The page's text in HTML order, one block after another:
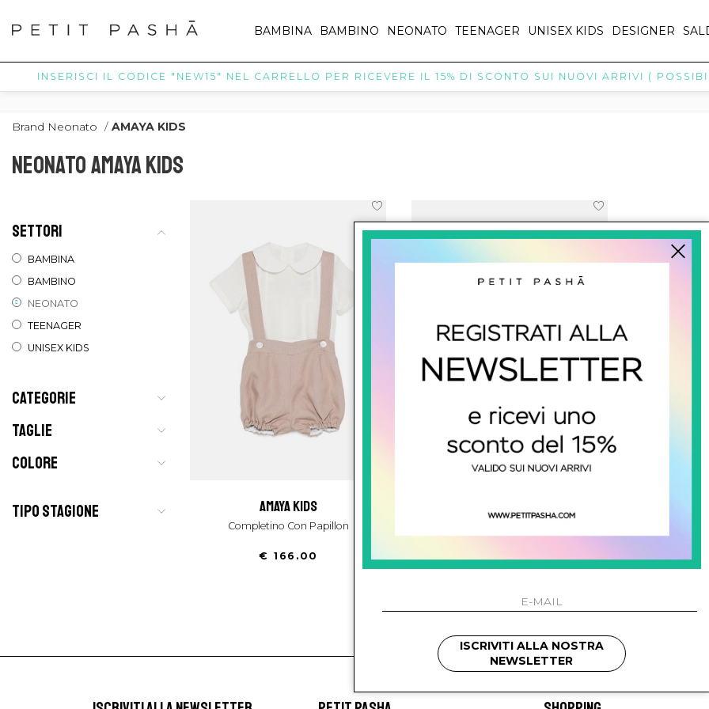
BAMBINA BAMBINO NEONATO TEENAGER UNISEX KIDS DESIGNER
INSERISCI IL CODICE "NEW15" NEL CARRELLO PER RICEVERE IL 15% DI SCONTO SUI NUOVI ARRIVI (
Brand Neonato / AMAYA KIDS
NEONATO AMAYA KIDS
SETTORI
BAMBINA
BAMBINO
NEONATO
TEENAGER
UNISEX KIDS
CATEGORIE
TAGLIE
COLORE
TIPO STAGIONE amaya kids
Completino Con Papillon
€ 166.00
ISCRIVITI ALLA NOSTRA
NEWSLETTER